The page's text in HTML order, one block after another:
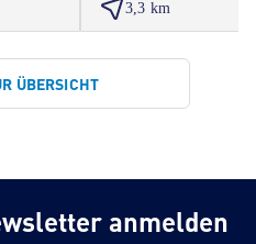
3,3 km
ÜBERSICHT
anmelden